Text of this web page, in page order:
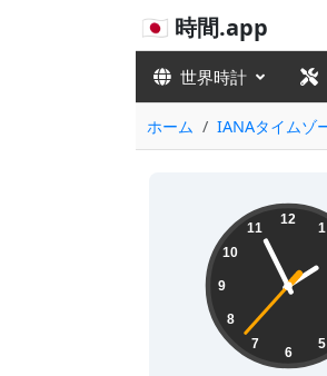
🇯🇵 時間.app
世界時計
ホーム IANAタイムゾ
13:55:38 12
1
5
6
7
8
9
10
11